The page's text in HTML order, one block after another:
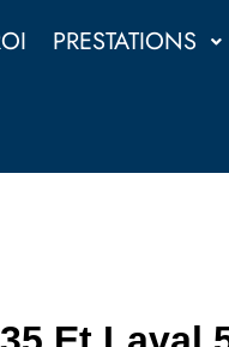
PRESTATIONS